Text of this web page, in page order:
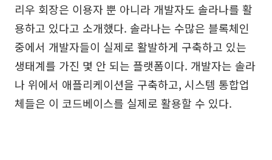
리우 회장은 이용자 뿐 아니라 개발자도 솔라나를 활
용하고 있다고 소개했다. 솔라나는 수많은 블록체인
중에서 개발자들이 실제로 활발하게 구축하고 있는
생태계를 가진 몇 안 되는 플랫폼이다. 개발자는 솔라
나 위에서 애플리케이션을 구축하고, 시스템 통합업
체들은 이 코드베이스를 실제로 활용할 수 있다.